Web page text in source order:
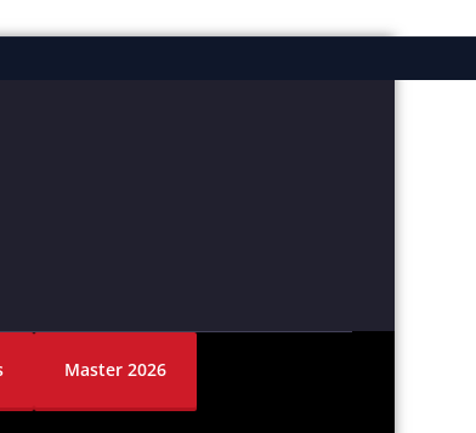
Master 2026